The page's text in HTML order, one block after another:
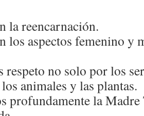
la reencarnación.
los aspectos femenino y
respeto no solo por los
animales y las plantas.
profundamente la